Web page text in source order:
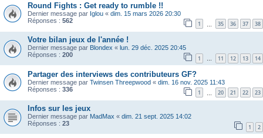
Round Fights : Get ready to rumble !!
Dernier message par Iglou « dim. 15 mars 2026 20:30
Réponses : 562 1 35 36 37 38
Votre bilan jeux de l'année !
Dernier message par Blondex « lun. 29 déc. 2025 20:45
Réponses : 200 1 … 11 12 13 14
Partager des interviews des contributeurs GF?
Dernier message par Twinsen Threepwood « dim. 16 nov. 2025 11:43
Réponses : 336 1 20 21 22 23
Infos sur les jeux
Dernier message par MadMax « dim. 21 sept. 2025 14:02
Réponses : 23 1 2